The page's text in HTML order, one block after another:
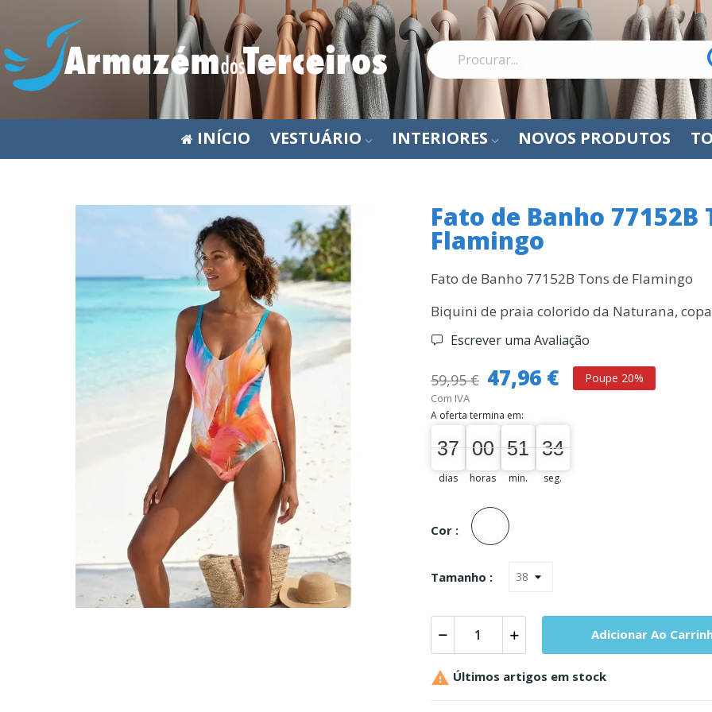
INÍCIO VESTUÁRIO INTERIORES NOVOS PRODUTOS
Fato de Banho 77152B
Flamingo
Fato de Banho 77152B Tons de Flamingo
Biquini de praia colorido da Naturana,
Escrever uma Avaliação
59,95 € 47,96 € Poupe 20%
Com IVA
A oferta termina em:
37
37
00
dias
00
00
00
horas
51
51
00
min.
34
33
34
seg.
Cor :
Unica
Tamanho :
Adicionar Ao
 Últimos artigos em stock